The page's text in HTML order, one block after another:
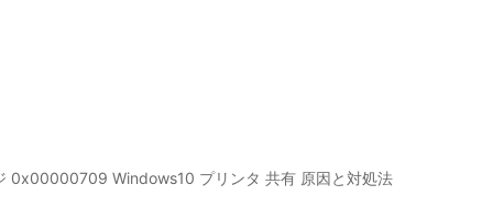
0x00000709 Windows10 プリンタ 共有 原因と対処法